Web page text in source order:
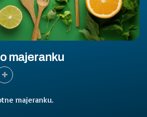
majeranku
majeranku.